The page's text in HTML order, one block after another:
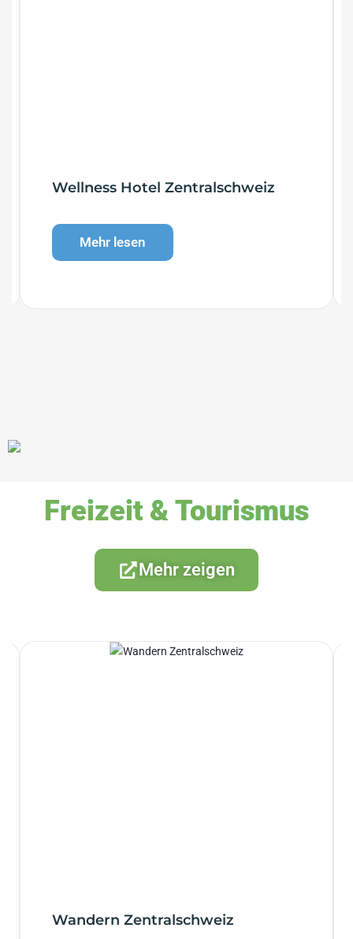
Wellness Hotel Zentralschweiz
Mehr lesen
Freizeit & Tourismus
Mehr zeigen
Wandern Zentralschweiz